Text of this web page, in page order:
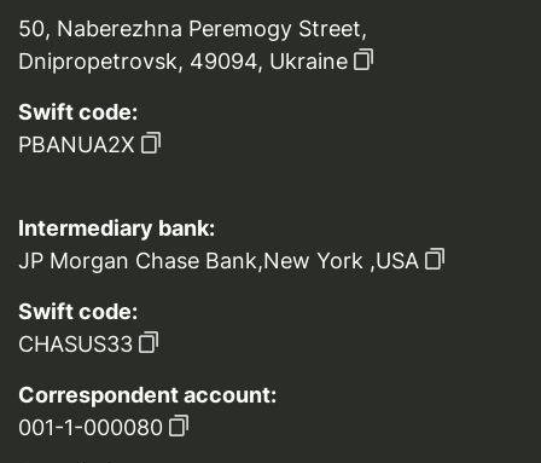
50, Naberezhna Peremogy Street,
Dnipropetrovsk, 49094, Ukraine
Swift code:
PBANUA2X
Intermediary bank:
JP Morgan Chase Bank,New York ,USA
Swift code:
CHASUS33
Correspondent account:
001-1-000080